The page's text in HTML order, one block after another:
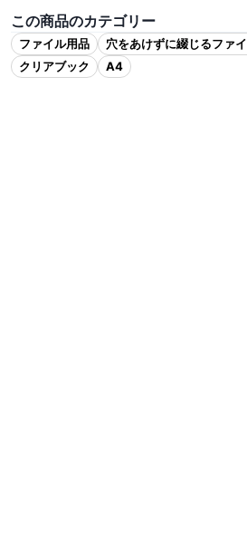
この商品のカテゴリー
ファイル用品 穴をあけずに綴じるファ
クリアブック
A4